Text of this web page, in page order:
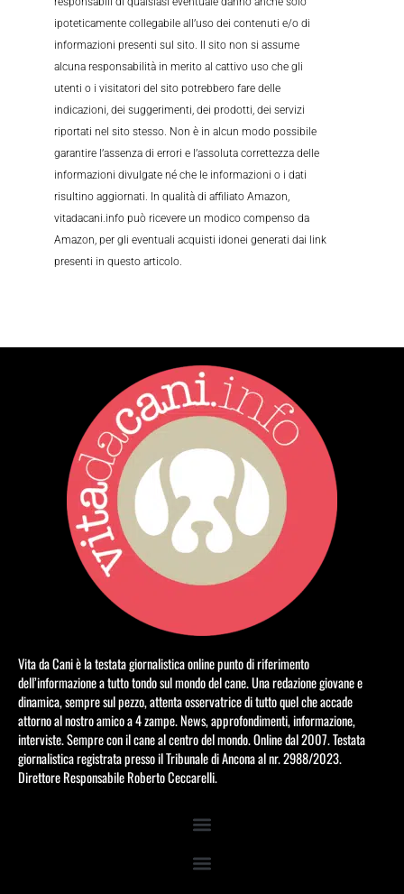
ipoteticamente collegabile all’uso dei contenuti e/o di
informazioni presenti sul sito. Il sito non si assume
alcuna responsabilità in merito al cattivo uso che gli
utenti o i visitatori del sito potrebbero fare delle
indicazioni, dei suggerimenti, dei prodotti, dei servizi
riportati nel sito stesso. Non è in alcun modo possibile
garantire l’assenza di errori e l’assoluta correttezza delle
informazioni divulgate né che le informazioni o i dati
risultino aggiornati. In qualità di affiliato Amazon,
vitadacani.info può ricevere un modico compenso da
Amazon, per gli eventuali acquisti idonei generati dai link
presenti in questo articolo.
Vita da Cani è la testata giornalistica online punto di riferimento
dell’informazione a tutto tondo sul mondo del cane. Una redazione giovane e
dinamica, sempre sul pezzo, attenta osservatrice di tutto quel che accade
attorno al nostro amico a 4 zampe. News, approfondimenti, informazione,
interviste. Sempre con il cane al centro del mondo. Online dal 2007. Testata
giornalistica registrata presso il Tribunale di Ancona al nr. 2988/2023.
Direttore Responsabile Roberto Ceccarelli.